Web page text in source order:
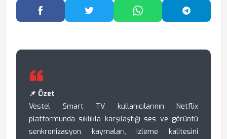
Facebook'ta PaylaşTwitter'da PaylaşWhatsApp'ta Paylaş
📌 Özet
Vestel Smart TV kullanıcılarının Netflix
platformunda sıklıkla karşılaştığı ses ve görüntü
senkronizasyon kaymaları, izleme kalitesini